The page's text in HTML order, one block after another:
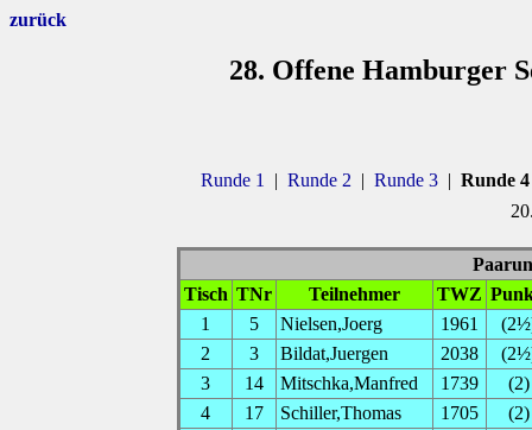
zurück
28. Offene Hamburger
Runde 1 | Runde 2 | Runde 3 | Runde 4
Tisch TNr Teilnehmer TWZ
1
5 Nielsen,Joerg 1961
2
3 Bildat,Juergen 2038
3
14 Mitschka,Manfred 1739
(2)
4
17 Schiller,Thomas 1705
(2)